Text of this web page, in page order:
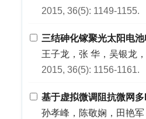
2015, 36(5): 1149-1155.
三结砷化镓聚光太阳电
王子龙，张 华，吴银龙
2015, 36(5): 1156-1161.
基于虚拟微调阻抗微网
孙孝峰，陈敬娴，田艳